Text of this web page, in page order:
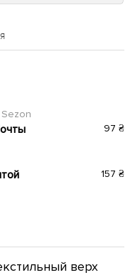
97 ₴
157 ₴
верх